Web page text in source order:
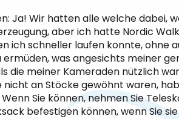
Ja! Wir hatten alle welche dabei,
aber ich hatte Nordic
ich schneller laufen konnte, ohne
was angesichts meiner
die meiner Kameraden nützlich
nicht an Stöcke gewöhnt waren,
Sie können, nehmen Sie
befestigen können, wenn Sie